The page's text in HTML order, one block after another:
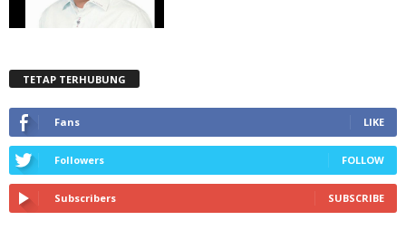
TETAP TERHUBUNG
Fans LIKE
Followers FOLLOW
Subscribers SUBSCRIBE